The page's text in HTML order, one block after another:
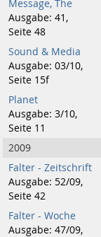
Message, The
Ausgabe: 41,
Seite 48
Sound & Media
Ausgabe: 03/10,
Seite 15f
Planet
Ausgabe: 3/10,
Seite 11
2009
Falter - Zeitschrift
Ausgabe: 52/09,
Seite 42
Falter - Woche
Ausgabe: 47/09,